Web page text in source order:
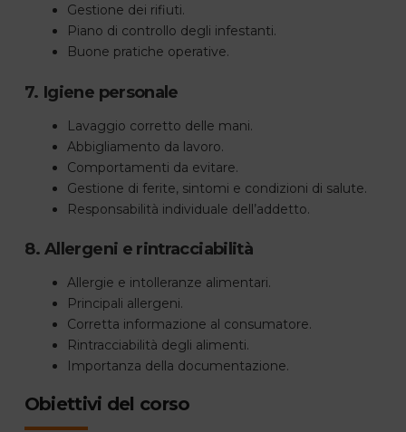
Gestione dei rifiuti.
Piano di controllo degli infestanti.
Buone pratiche operative.
7. Igiene personale
Lavaggio corretto delle mani.
Abbigliamento da lavoro.
Comportamenti da evitare.
Gestione di ferite, sintomi e condizioni di salute.
Responsabilità individuale dell’addetto.
8. Allergeni e rintracciabilità
Allergie e intolleranze alimentari.
Principali allergeni.
Corretta informazione al consumatore.
Rintracciabilità degli alimenti.
Importanza della documentazione.
Obiettivi del corso